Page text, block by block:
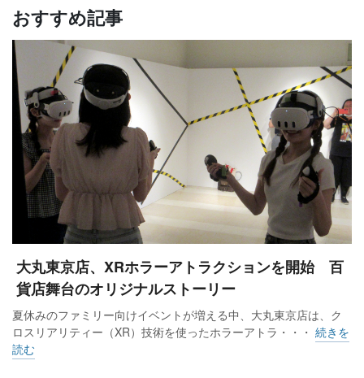
おすすめ記事
大丸東京店、XRホラーアトラクションを開始 百
貨店舞台のオリジナルストーリー
夏休みのファミリー向けイベントが増える中、大丸東京店は、ク
ロスリアリティー（XR）技術を使ったホラーアトラ・・・ 続きを
読む